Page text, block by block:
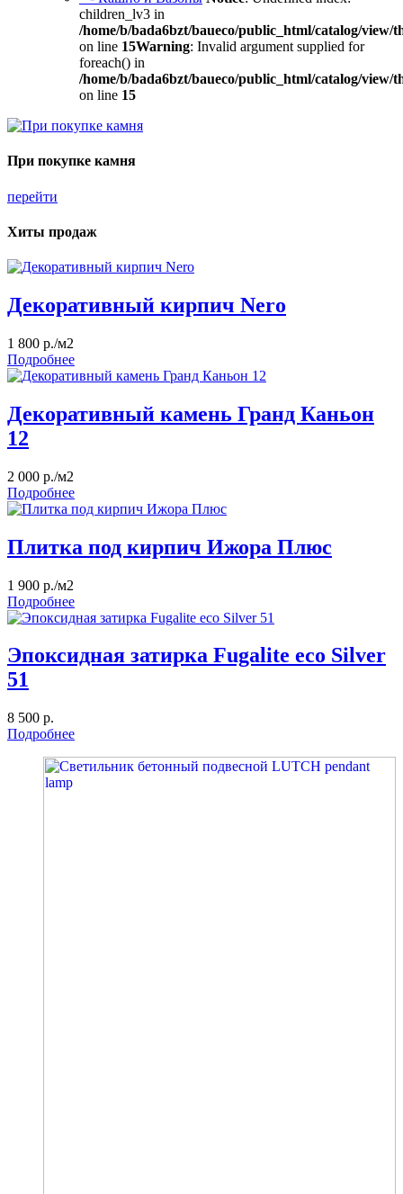
children_lv3 in
/home/b/bada6bzt/baueco/public_html/catalog/view/
on line 15Warning: Invalid argument supplied for
foreach() in
/home/b/bada6bzt/baueco/public_html/catalog/view/
on line 15
При покупке камня
перейти
Хиты продаж
Декоративный кирпич Nero
1 800 р./м2
Подробнее
Декоративный камень Гранд Каньон
12
2 000 р./м2
Подробнее
Плитка под кирпич Ижора Плюс
1 900 р./м2
Подробнее
Эпоксидная затирка Fugalite eco Silver
51
8 500 р.
Подробнее